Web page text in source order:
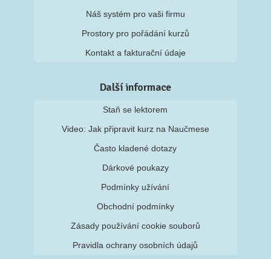
Náš systém pro vaši firmu
Prostory pro pořádání kurzů
Kontakt a fakturační údaje
Další informace
Staň se lektorem
Video: Jak připravit kurz na Naučmese
Často kladené dotazy
Dárkové poukazy
Podmínky užívání
Obchodní podmínky
Zásady používání cookie souborů
Pravidla ochrany osobních údajů